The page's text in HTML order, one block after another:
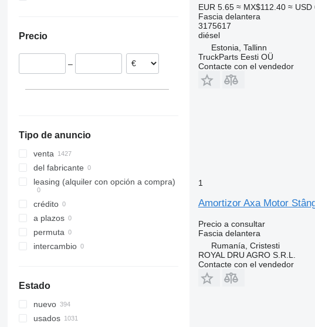
Travego
FL240
FL612
FM12
FM13
Portugal
Países Bajos
Precio
–
Tipo de anuncio
venta
del fabricante
leasing (alquiler con opción a compra)
crédito
a plazos
permuta
intercambio
Estado
nuevo
usados
EUR 5.65 ≈ MX$112.40 ≈ USD
Fascia delantera
3175617
diésel
Estonia, Tallinn
TruckParts Eesti OÜ
Contacte con el vendedor
1
Amortizor Axa Motor
Precio a consultar
Fascia delantera
Rumanía, Cristesti
ROYAL DRU AGRO S.R.L.
Contacte con el vendedor